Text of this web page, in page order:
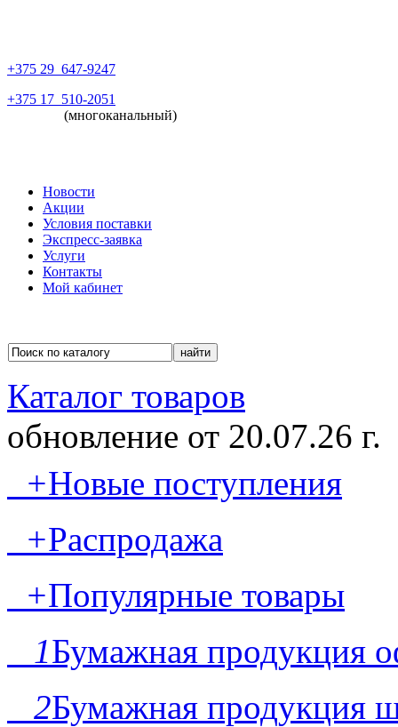
+375 29 647-9247
+375 17 510-2051
(многоканальный)
Новости
Акции
Условия поставки
Экспресс-заявка
Услуги
Контакты
Мой кабинет
Каталог товаров
обновление от 20.07.26 г.
+Новые поступления
+Распродажа
+Популярные товары
1Бумажная продукция
2Бумажная продукция